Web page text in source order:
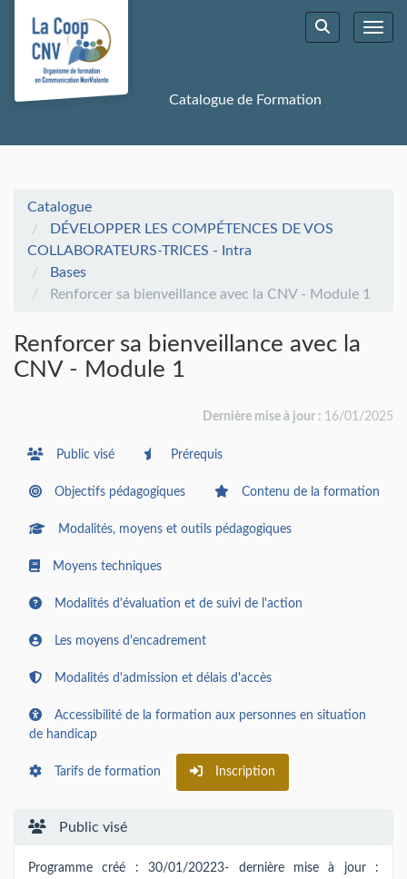
Aller au menu principal
Aller au contenu principal
Personnaliser l'interface
Rechercher
Catalogue de Formation
Catalogue
DÉVELOPPER LES COMPÉTENCES DE VOS
COLLABORATEURS-TRICES - Intra
Bases
Renforcer sa bienveillance avec la CNV - Module 1
Renforcer sa bienveillance avec la
CNV - Module 1
Dernière mise à jour : 16/01/2025
Public visé Prérequis
Objectifs pédagogiques Contenu de la formation
Modalités, moyens et outils pédagogiques
Moyens techniques
Modalités d'évaluation et de suivi de l'action
Les moyens d'encadrement
Modalités d'admission et délais d'accès
Accessibilité de la formation aux personnes en situation
de handicap
Tarifs de formation Inscription
Public visé
Programme créé : 30/01/20223- dernière mise à jour :